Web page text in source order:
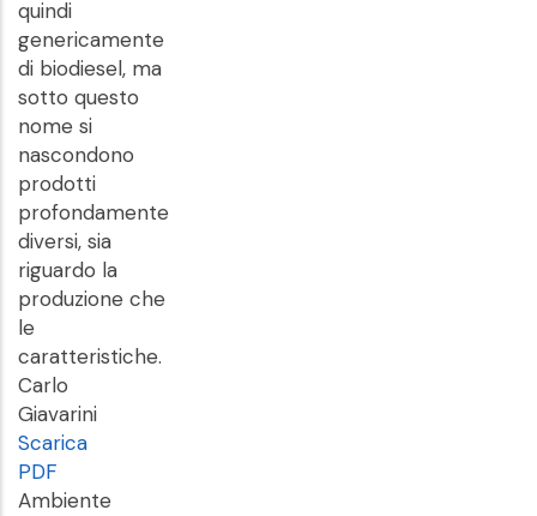
quindi
genericamente
di biodiesel, ma
sotto questo
nome si
nascondono
prodotti
profondamente
diversi, sia
riguardo la
produzione che
le
caratteristiche.
Carlo
Giavarini
Scarica
PDF
Ambiente